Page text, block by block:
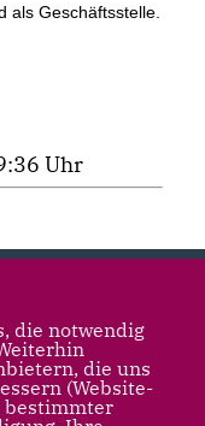
als Geschäftsstelle.
Uhr
die notwendig
die uns
(Website-
bestimmter